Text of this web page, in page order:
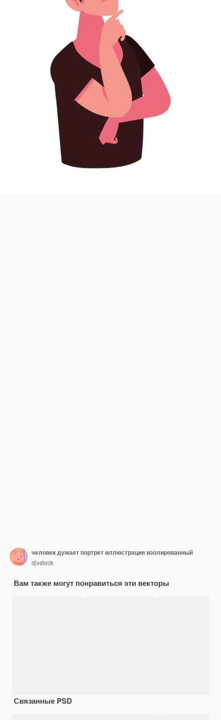
человек думает портрет иллюстрация изолированный
djvstock
Вам также могут понравиться эти векторы
Связанные PSD